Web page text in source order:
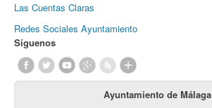
Las Cuentas Claras
Redes Sociales Ayuntamiento
Síguenos
Ayuntamiento de Málaga